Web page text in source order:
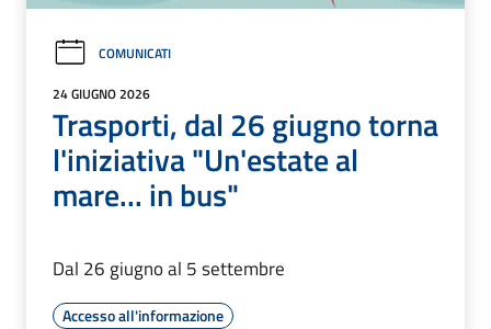
COMUNICATI
24 GIUGNO 2026
Trasporti, dal 26 giugno torna
l'iniziativa "Un'estate al
mare... in bus"
Dal 26 giugno al 5 settembre
Accesso all'informazione